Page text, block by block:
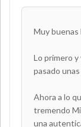
Muy buenas
Lo primero
pasado
Ahora a lo
tremendo
una